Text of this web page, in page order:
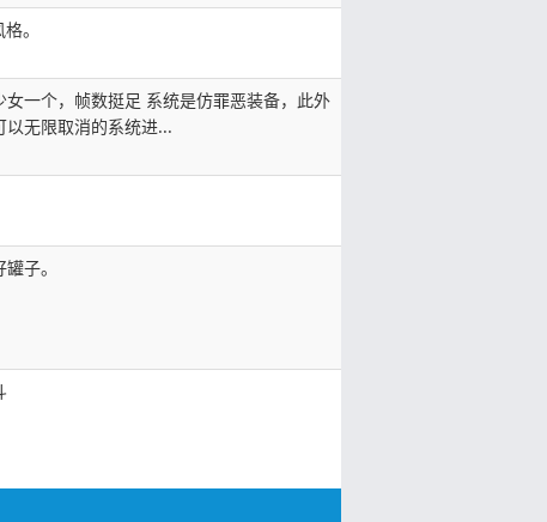
。
女一个，帧数挺足 系统是仿罪恶装备，此外
以无限取消的系统进...
子。